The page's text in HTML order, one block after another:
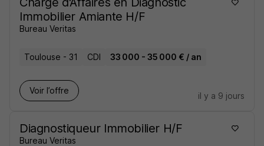
Immobilier Amiante H/F
Bureau Veritas
Toulouse - 31 CDI 33 000 - 35 000 € / an
Voir l’offre
il y a 9 jours
Diagnostiqueur Immobilier H/F
Bureau Veritas